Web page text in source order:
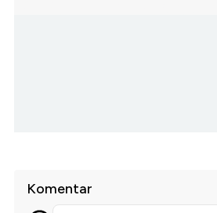
Komentar